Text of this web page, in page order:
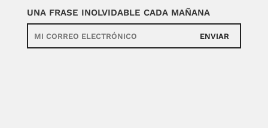
UNA FRASE INOLVIDABLE CADA MAÑANA
ENVIAR